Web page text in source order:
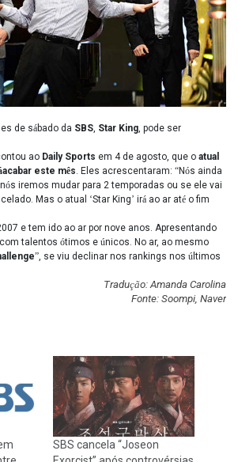
de sábado da SBS Star King , pode ser
ao Daily Sports em 4 de agosto, que o atual
acabar este mês . Eles acrescentaram: “Nós ainda
ós iremos mudar para 2 temporadas ou se ele vai
Mas o atual ‘Star King’ irá ao ar até o fim
e tem ido ao ar por nove anos. Apresentando
talentos ótimos e únicos. No ar, ao mesmo
” , se viu declinar nos rankings nos ú ltimos
Tradução: Amanda Carolina
Fonte: Soompi, Naver
SBS cancela “Joseon